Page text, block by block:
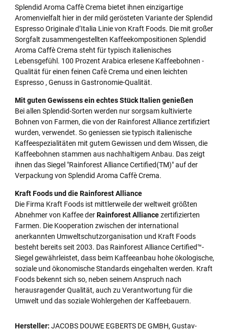
Splendid Aroma Caffè Crema bietet ihnen einzigartige
Aromenvielfalt hier in der mild gerösteten Variante der Splendid
Espresso Originale d’Italia Linie von Kraft Foods. Die mit großer
Sorgfalt zusammengestellten Kaffeekompositionen Splendid
Aroma Caffè Crema steht für typisch italienisches
Lebensgefühl. 100 Prozent Arabica erlesene Kaffeebohnen -
Qualität für einen feinen Cafè Crema und einen leichten
Espresso , Genuss in Gastronomie-Qualität.
Mit guten Gewissens ein echtes Stück Italien genießen
Bei allen Splendid-Sorten werden nur sorgsam kultivierte
Bohnen von Farmen, die von der Rainforest Alliance zertifiziert
wurden, verwendet. So geniessen sie typisch italienische
Kaffeespezialitäten mit gutem Gewissen und dem Wissen, die
Kaffeebohnen stammen aus nachhaltigem Anbau. Das zeigt
ihnen das Siegel "Rainforest Alliance Certified(TM)" auf der
Verpackung von Splendid Aroma Caffè Crema.
Kraft Foods und die Rainforest Alliance
Die Firma Kraft Foods ist mittlerweile der weltweit größten
Abnehmer von Kaffee derRainforest Alliancezertifizierten
Farmen. Die Kooperation zwischen der international
anerkannten Umweltschutzorganisation und Kraft Foods
besteht bereits seit 2003. Das Rainforest Alliance Certified™-
Siegel gewährleistet, dass beim Kaffeeanbau hohe ökologische,
soziale und ökonomische Standards eingehalten werden. Kraft
Foods bekennt sich so, neben seinem Anspruch nach
herausragender Qualität, auch zu Verantwortung für die
Umwelt und das soziale Wohlergehen der Kaffeebauern.
Hersteller: JACOBS DOUWE EGBERTS DE GMBH, Gustav-